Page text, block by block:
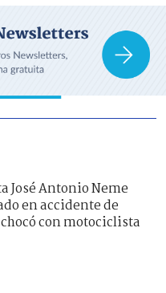
José Antonio Neme
en accidente de
con motociclista